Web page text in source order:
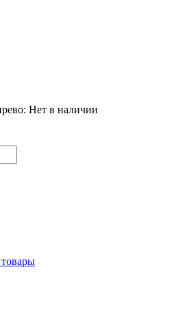
Нет в наличии